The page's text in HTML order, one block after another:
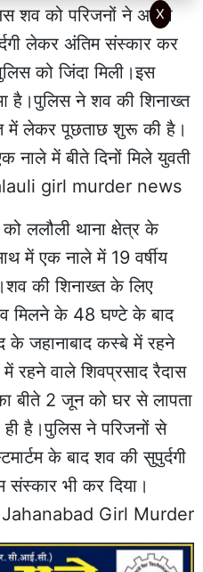
शव को परिजनों ने अपनी
लेकर अंतिम संस्कार कर
को जिंदा मिली।इस
ने शव की शिनाख्त
में लेकर पूछताछ शुरू की है।
नाले में बीते दिनों मिले युवती
girl murder news
ललौली थाना क्षेत्र के
में एक नाले में 19 वर्षीय
की शिनाख्त के लिए
मिलने के 48 घण्टे के बाद
के जहानाबाद कस्बे में रहने
रहने वाले शिवप्रसाद रैदास
बीते 2 जून को घर से लापता
ही है।पुलिस ने परिजनों से
के बाद शव की सुपुर्दगी
संस्कार भी कर दिया।
Girl Murder
X